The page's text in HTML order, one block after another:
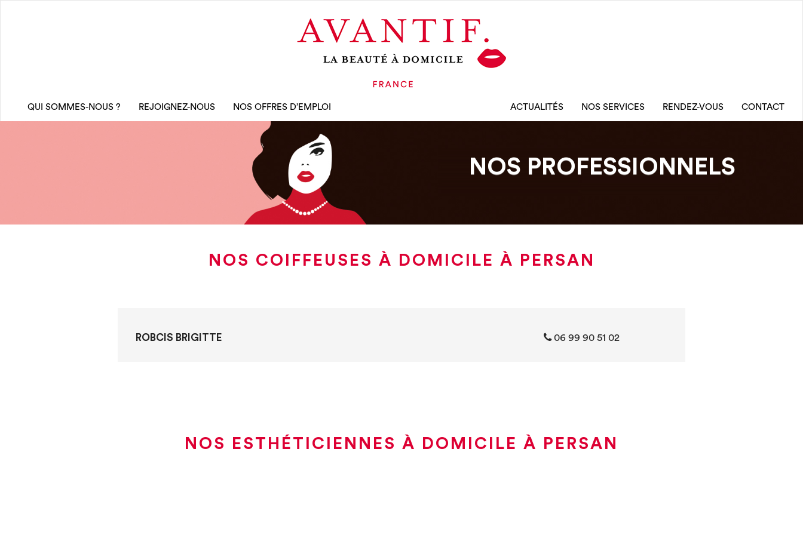
QUI SOMMES-NOUS ? REJOIGNEZ-NOUS NOS OFFRES D’EMPLOI ACTUALITÉS NOS SERVICES RENDEZ-VOUS CONTACT
NOS PROFESSIONNELS
NOS COIFFEUSES À DOMICILE À PERSAN
ROBCIS BRIGITTE 06 99 90 51 02
NOS ESTHÉTICIENNES À DOMICILE À PERSAN